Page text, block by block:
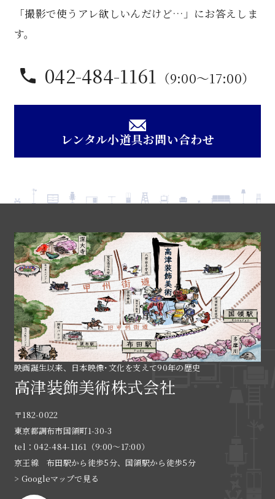
「撮影で使うアレ欲しいんだけど…」にお答えしま
す。
042-484-1161 （9:00〜17:00）
レンタル小道具お問い合わせ
映画誕生以来、日本映像･文化を支えて90年の歴史
高津装飾美術株式会社
〒182-0022
東京都調布市国領町1-30-3
tel：042-484-1161（9:00〜17:00）
京王線 布田駅から徒歩5分、国領駅から徒歩5分
> Googleマップで見る